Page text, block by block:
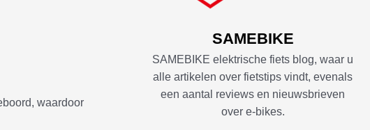
waardoor
SAMEBIKE
SAMEBIKE elektrische fiets blog, waar u
alle artikelen over fietstips vindt, evenals
een aantal reviews en nieuwsbrieven
over e-bikes.